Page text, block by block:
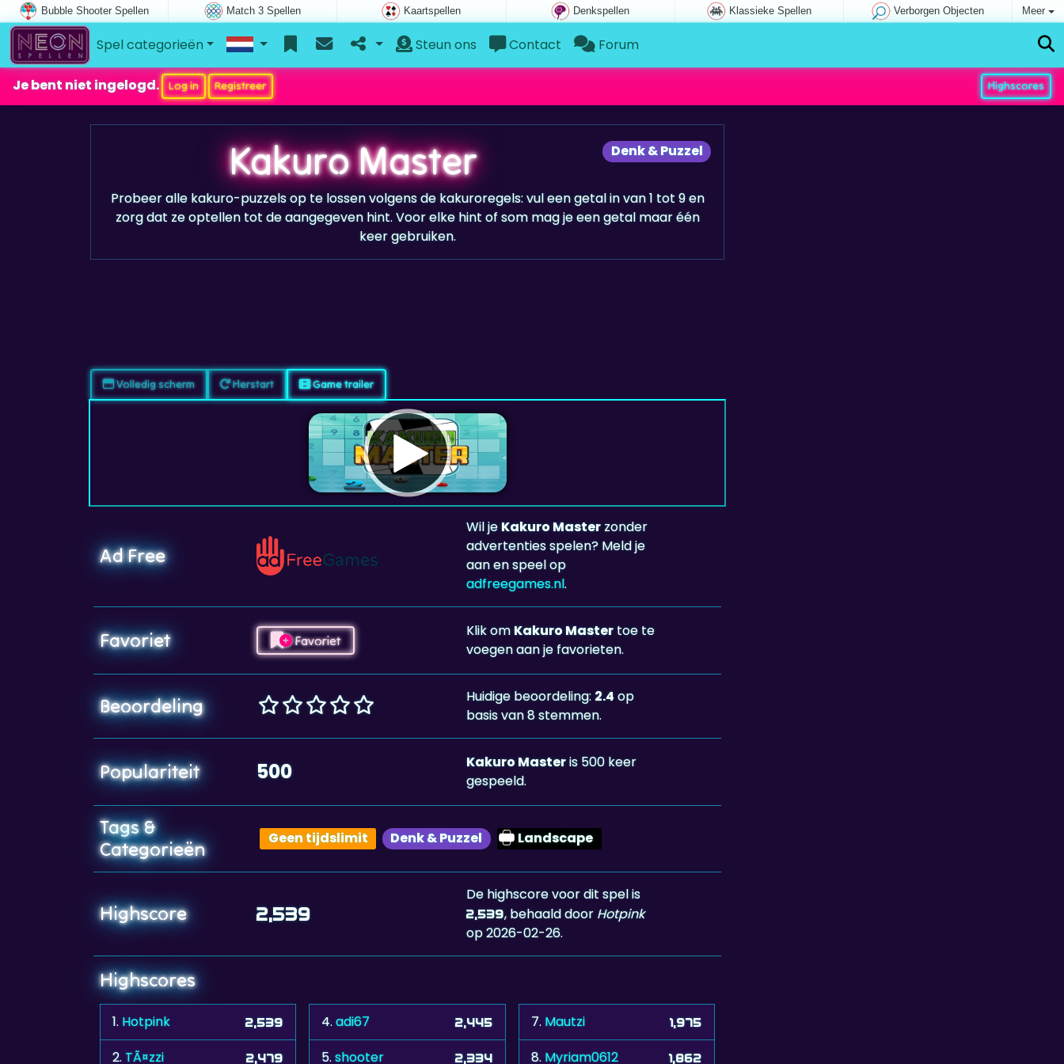
Bubble Shooter Spellen Match 3 Spellen Kaartspellen Denkspellen Klassieke Spellen Verborgen Objecten Meer
Spel categorieën Steun ons Contact Forum
Je bent niet ingelogd. Log in Registreer Highscores
Denk & Puzzel
Kakuro Master
Probeer alle kakuro-puzzels op te lossen volgens de kakuroregels: vul een getal in van 1 tot 9 en
zorg dat ze optellen tot de aangegeven hint. Voor elke hint of som mag je een getal maar één
keer gebruiken.
Volledig scherm Herstart Game trailer
Ad Free
Wil jeKakuro Masterzonder
advertenties spelen? Meld je
aan en speel op
adfreegames.nl.
Favoriet Favoriet
Klik omKakuro Mastertoe te
voegen aan je favorieten.
Beoordeling Huidige beoordeling:2.4op
basis van 8 stemmen.
Populariteit 500 Kakuro Masteris 500 keer
gespeeld.
Tags &
Categorieën
Geen tijdslimit Denk & Puzzel Landscape
Highscore 2,539
De highscore voor dit spel is
2,539, behaald door Hotpink
op 2026-02-26.
Highscores
1. Hotpink 2,539
2. TÃ¤zzi 2,479
4.adi67 2,445
5.shooter 2,334
7. Mautzi 1,975
8. Myriam0612 1,862